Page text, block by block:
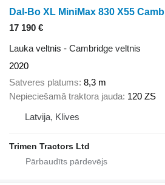
Dal-Bo XL MiniMax 830 X55 Camb
17 190 €
Lauka veltnis - Cambridge veltnis
2020
Satveres platums 8,3 m
Nepieciešamā traktora jauda 120 ZS
Latvija, Klives
Trimen Tractors Ltd